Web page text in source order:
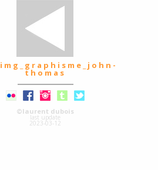
img_graphisme_john-
thomas
©laurent dubois
last update
2023-03-12